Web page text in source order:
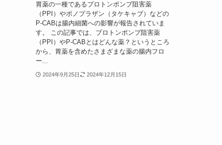
胃薬の一種であるプロトンポンプ阻害薬
（PPI）やボノプラザン（タケキャブ）などの
P-CABは腸内細菌への影響が報告されていま
す。 この記事では、プロトンポンプ阻害薬
（PPI）やP-CABとはどんな薬？というところ
から、胃薬を含めたさまざまな薬の腸内フロ
ー...
2024年9月25日 2024年12月15日